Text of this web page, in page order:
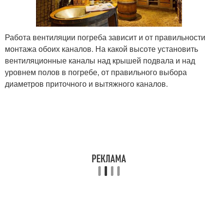
Работа вентиляции погреба зависит и от правильности
монтажа обоих каналов. На какой высоте установить
вентиляционные каналы над крышей подвала и над
уровнем полов в погребе, от правильного выбора
диаметров приточного и вытяжного каналов.